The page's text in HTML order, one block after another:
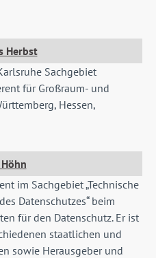
Herbst
Sachgebiet
für Großraum- und
Hessen,
im Sachgebiet „Technische
Datenschutzes“ beim
für den Datenschutz. Er ist
staatlichen und
sowie Herausgeber und